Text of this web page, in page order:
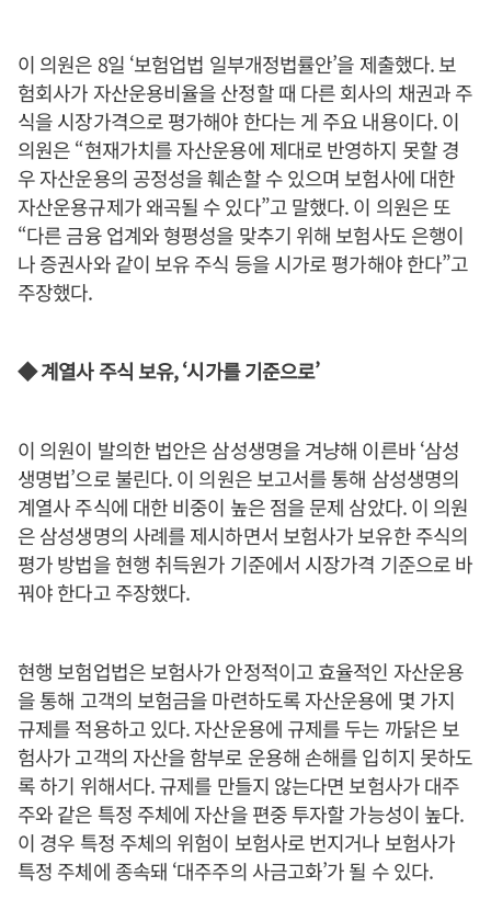
이 의원은 8일 ‘보험업법 일부개정법률안’을 제출했다. 보
험회사가 자산운용비율을 산정할 때 다른 회사의 채권과 주
식을 시장가격으로 평가해야 한다는 게 주요 내용이다. 이
의원은 “현재가치를 자산운용에 제대로 반영하지 못할 경
우 자산운용의 공정성을 훼손할 수 있으며 보험사에 대한
자산운용규제가 왜곡될 수 있다”고 말했다. 이 의원은 또
“다른 금융 업계와 형평성을 맞추기 위해 보험사도 은행이
나 증권사와 같이 보유 주식 등을 시가로 평가해야 한다”고
주장했다.
◆ 계열사 주식 보유, ‘시가를 기준으로’
이 의원이 발의한 법안은 삼성생명을 겨냥해 이른바 ‘삼성
생명법’으로 불린다. 이 의원은 보고서를 통해 삼성생명의
계열사 주식에 대한 비중이 높은 점을 문제 삼았다. 이 의원
은 삼성생명의 사례를 제시하면서 보험사가 보유한 주식의
평가 방법을 현행 취득원가 기준에서 시장가격 기준으로 바
꿔야 한다고 주장했다.
현행 보험업법은 보험사가 안정적이고 효율적인 자산운용
을 통해 고객의 보험금을 마련하도록 자산운용에 몇 가지
규제를 적용하고 있다. 자산운용에 규제를 두는 까닭은 보
험사가 고객의 자산을 함부로 운용해 손해를 입히지 못하도
록 하기 위해서다. 규제를 만들지 않는다면 보험사가 대주
주와 같은 특정 주체에 자산을 편중 투자할 가능성이 높다.
이 경우 특정 주체의 위험이 보험사로 번지거나 보험사가
특정 주체에 종속돼 ‘대주주의 사금고화’가 될 수 있다.